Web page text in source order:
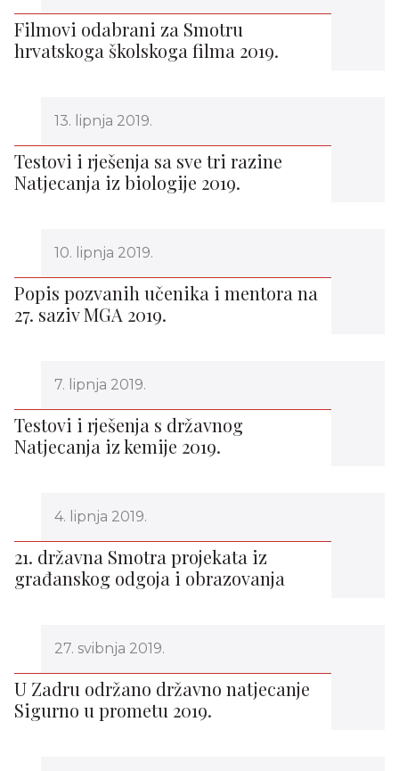
Filmovi odabrani za Smotru
hrvatskoga školskoga filma 2019.
13. lipnja 2019.
Testovi i rješenja sa sve tri razine
Natjecanja iz biologije 2019.
10. lipnja 2019.
Popis pozvanih učenika i mentora na
27. saziv MGA 2019.
7. lipnja 2019.
Testovi i rješenja s državnog
Natjecanja iz kemije 2019.
4. lipnja 2019.
21. državna Smotra projekata iz
građanskog odgoja i obrazovanja
27. svibnja 2019.
U Zadru održano državno natjecanje
Sigurno u prometu 2019.